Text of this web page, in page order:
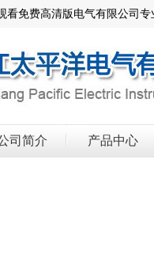
观看免费高清版电气有限公司
司简介 产品中心